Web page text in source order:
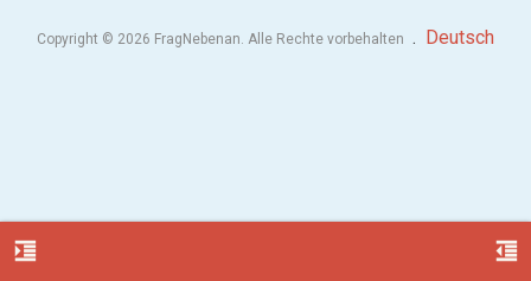
format_indent_increase format_indent_decrease
Copyright © 2026 FragNebenan. Alle Rechte vorbehalten . Deutsch